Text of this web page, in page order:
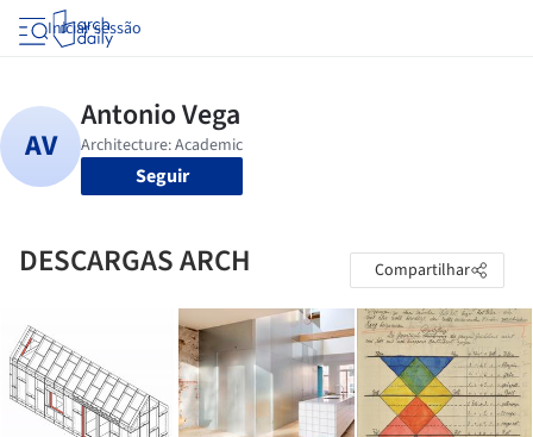
Iniciar sessão
Seguir
DESCARGAS ARCH Compartilhar